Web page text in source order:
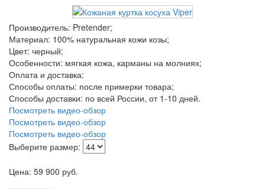
Производитель: Pretender;
Материал: 100% натуральная кожи козы;
Цвет: черный;
Особенности: мягкая кожа, карманы на молниях;
Оплата и доставка:
Способы оплаты: после примерки товара;
Способы доставки: по всей России, от 1-10 дней.
Посмотреть видео-обзор
Посмотреть видео-обзор
Посмотреть видео-обзор
Выберите размер:
Цена: 59 900 руб.